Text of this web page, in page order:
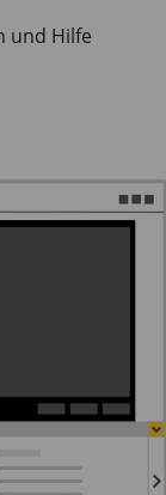
und Hilfe